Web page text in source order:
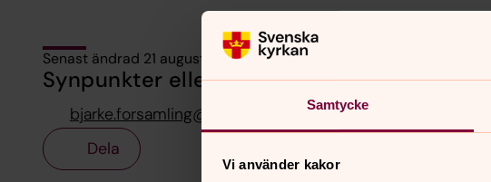
Samtycke
Vi använder kakor
Senast ändrad 21 augusti 2021
Synpunkter eller frågor på sidans innehåll?
bjarke.forsamling@svenskakyrkan.se
Dela